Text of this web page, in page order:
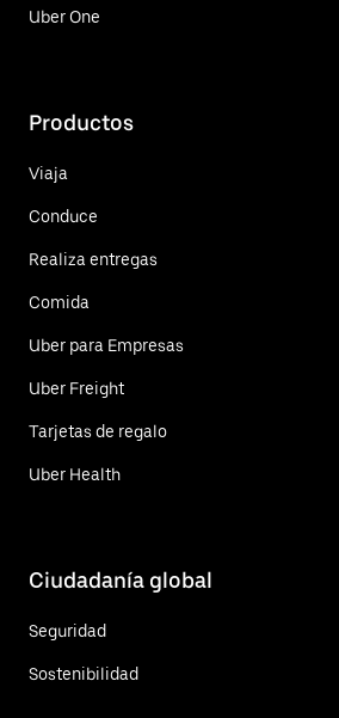
Uber One
Productos
Viaja
Conduce
Realiza entregas
Comida
Uber para Empresas
Uber Freight
Tarjetas de regalo
Uber Health
Ciudadanía global
Seguridad
Sostenibilidad